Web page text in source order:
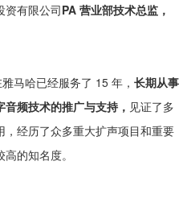
资有限公司PA 营业部技术总监，
马哈已经服务了 15 年， 长期从事
频技术的推广与支持， 见证了多
经历了众多重大扩声项目和重要
的知名度。